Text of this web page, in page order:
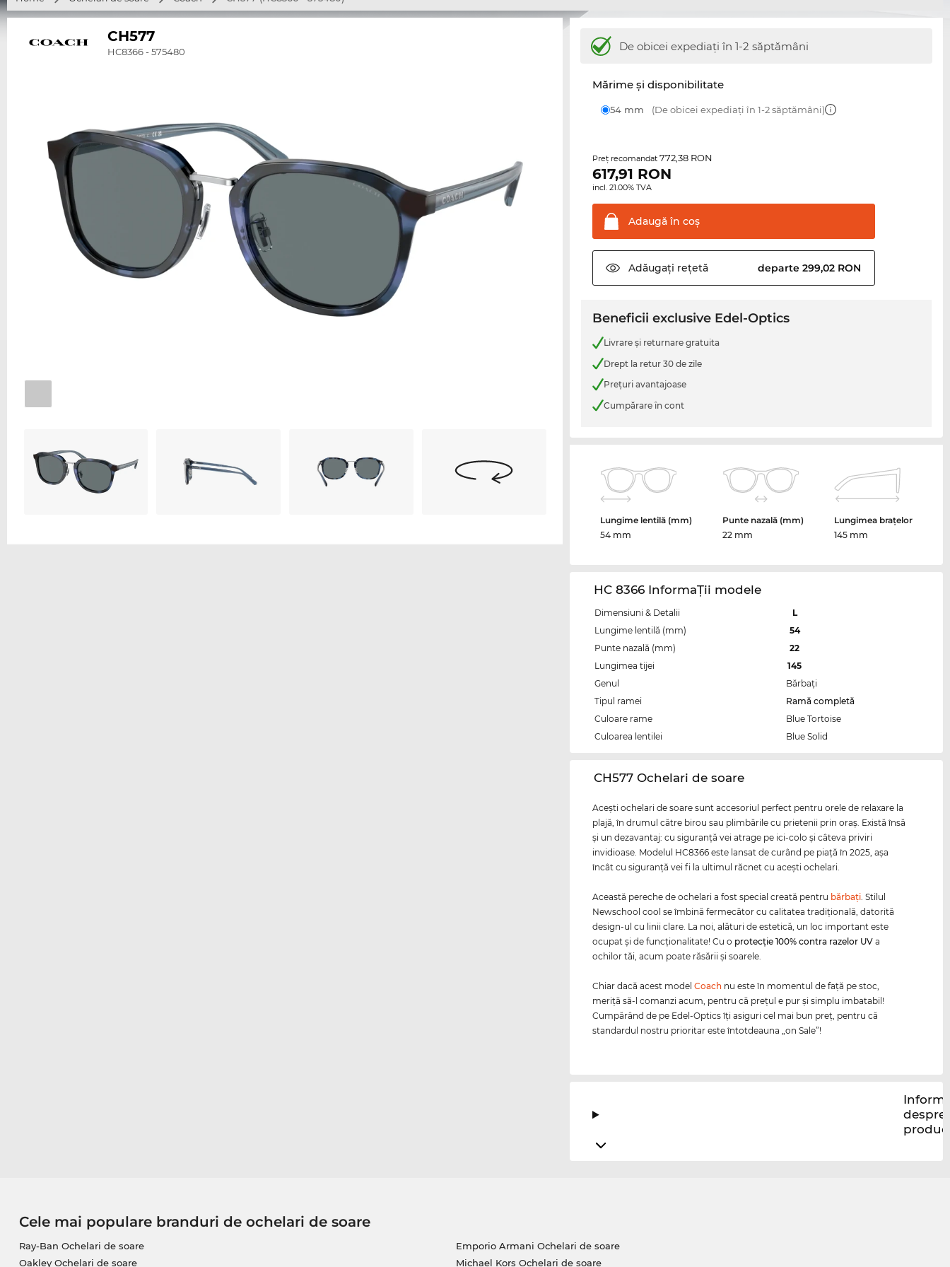
CH577
HC8366 - 575480 De obicei expediați în 1-2 săptămâni
Mărime şi disponibilitate
54 mm (De obicei expediați în 1-2 săptămâni)
Preţ recomandat772,38 RON
617,91 RON
incl. 21.00% TVA
Adaugă în coş
Adăugați rețetă departe 299,02 RON
Beneficii exclusive Edel-Optics
Livrare şi returnare gratuita
Drept la retur 30 de zile
Preţuri avantajoase
Cumpărare în cont
Lungime lentilă (mm)
54 mm
Punte nazală (mm)
22 mm
Lungimea brațelor
145 mm
HC 8366 InformaŢii modele
Dimensiuni & Detalii
L
Lungime lentilă (mm)
54
Punte nazală (mm)
22
Lungimea tijei
145
Genul
Bărbaţi
Tipul ramei
Ramă completă
Culoare rame
Blue Tortoise
Culoarea lentilei
Blue Solid
‌CH577 Ochelari de soare
Aceşti ochelari de soare sunt accesoriul perfect pentru orele de relaxare la
plajă, în drumul către birou sau plimbările cu prietenii prin oraş. Există însă
şi un dezavantaj: cu siguranţă vei atrage pe ici-colo şi câteva priviri
invidioase. Modelul HC8366 este lansat de curând pe piaţă în 2025, aşa
încât cu siguranţă vei fi la ultimul răcnet cu aceşti ochelari.
Această pereche de ochelari a fost special creată pentru bărbaţi. Stilul
Newschool cool se îmbină fermecător cu calitatea tradiţională, datorită
design-ul cu linii clare. La noi, alături de estetică, un loc important este
ocupat şi de funcţionalitate! Cu o protecţie 100% contra razelor UV a
ochilor tăi, acum poate răsării şi soarele.
Chiar dacă acest modelCoach nu este în momentul de faţă pe stoc,
meriţă să-l comanzi acum, pentru că preţul e pur şi simplu imbatabil!
Cumpărând de pe Edel-Optics îţi asiguri cel mai bun preţ, pentru că
standardul nostru prioritar este întotdeauna „on Sale”!
despre
Cele mai populare branduri de ochelari de soare
Ray-Ban Ochelari de soare
Oakley Ochelari de soare
Emporio Armani Ochelari de soare
Michael Kors Ochelari de soare